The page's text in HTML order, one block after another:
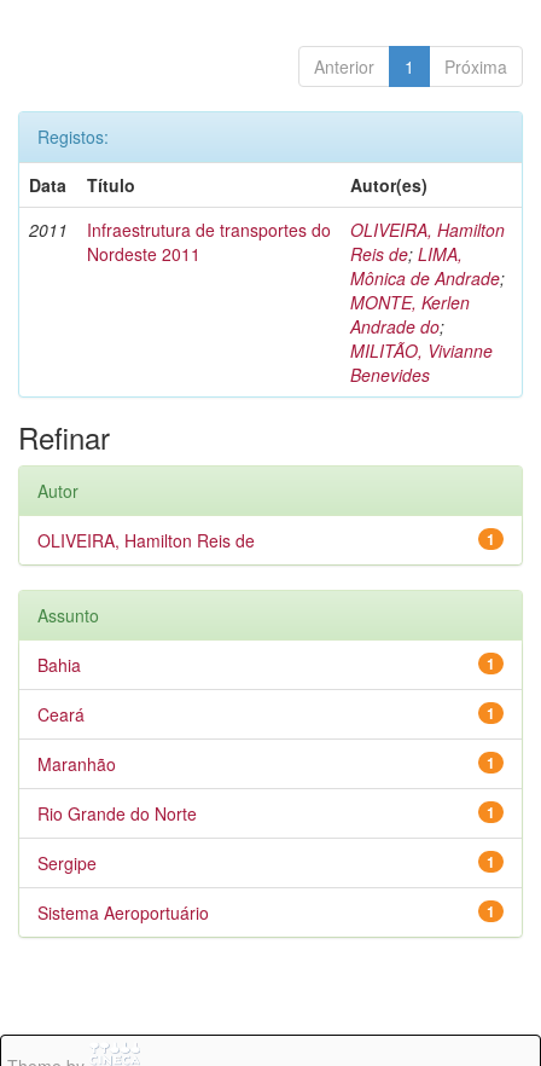
Anterior 1 Próxima
Registos:
Data
Título
Autor(es)
2011
Infraestrutura de transportes do
Nordeste 2011
OLIVEIRA, Hamilton
Reis de; LIMA,
Mônica de Andrade;
MONTE, Kerlen
Andrade do;
MILITÃO, Vivianne
Benevides
Refinar
Autor
1
OLIVEIRA, Hamilton Reis de
Assunto
1
Bahia
1
Ceará
1
Maranhão
1
Rio Grande do Norte
1
Sergipe
1
Sistema Aeroportuário